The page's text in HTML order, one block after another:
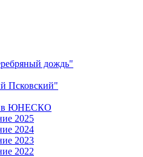
дождь"
Псковский"
в ЮНЕСКО
2025
2024
2023
2022